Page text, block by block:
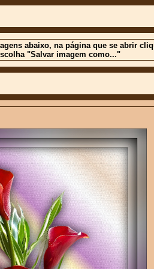
abaixo, na página que se abrir
"Salvar imagem como..."